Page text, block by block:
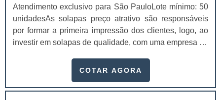
Atendimento exclusivo para São PauloLote mínimo: 50
unidadesAs solapas preço atrativo são responsáveis
por formar a primeira impressão dos clientes, logo, ao
investir em solapas de qualidade, com uma empresa de
possibilidades de venda, visto que os valores da marca
conhecidas também como cartelas, é possível que os
COTAR AGORA